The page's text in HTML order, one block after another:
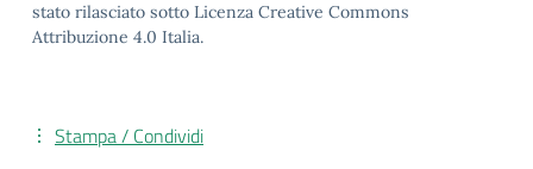
stato rilasciato sotto Licenza Creative Commons
Attribuzione 4.0 Italia.
Stampa / Condividi